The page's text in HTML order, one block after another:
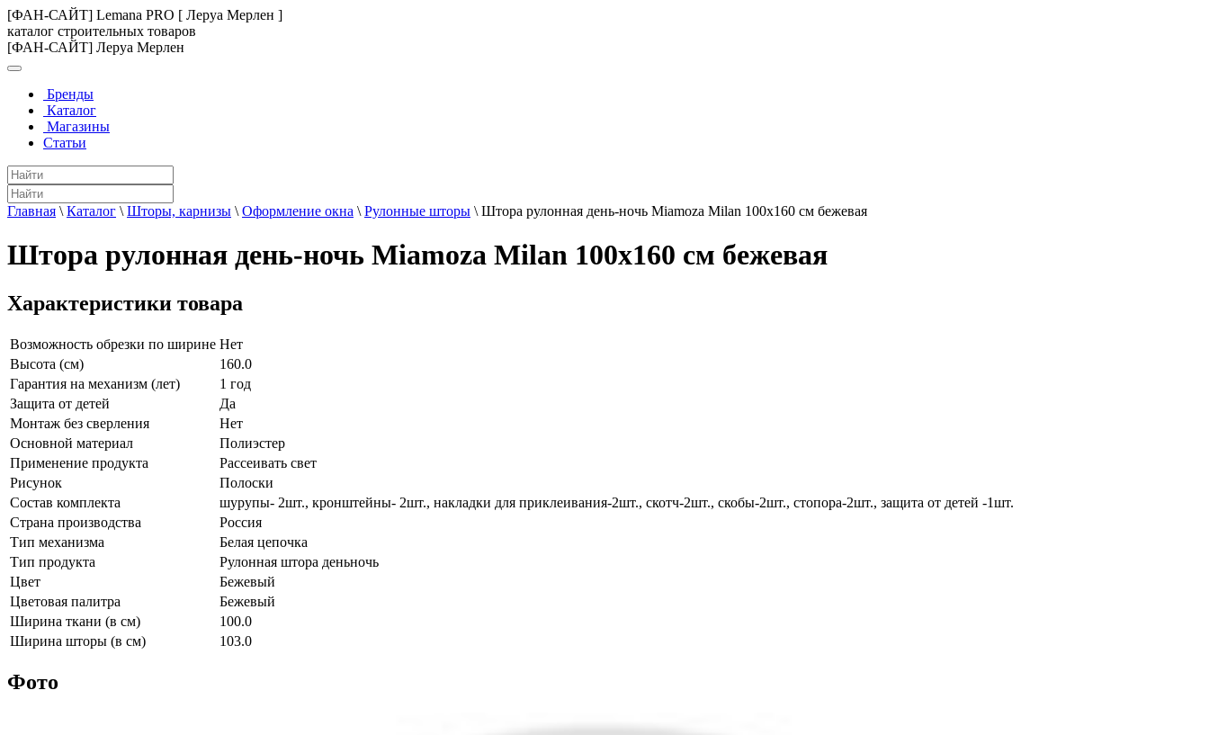
[ФАН-САЙТ] Lemana PRO [ Леруа Мерлен ]
каталог строительных товаров
[ФАН-САЙТ] Леруа Мерлен
Бренды
Каталог
Магазины
Статьи
Главная \ Каталог \ Шторы, карнизы \ Оформление окна \ Рулонные шторы \ Штора рулонная день-ночь Miamoza Milan 100x160 см бежевая
Штора рулонная день-ночь Miamoza Milan 100x160 см бежевая
Характеристики товара
Возможность обрезки по ширине Нет
Высота (см)
160.0
Гарантия на механизм (лет)
1 год
Защита от детей
Да
Монтаж без сверления
Нет
Основной материал
Полиэстер
Применение продукта
Рассеивать свет
Рисунок
Полоски
Состав комплекта
шурупы- 2шт., кронштейны- 2шт., накладки для приклеивания-2шт., скотч-2шт., скобы-2шт., стопора-2шт., защита от детей -1шт.
Страна производства
Россия
Тип механизма
Белая цепочка
Тип продукта
Рулонная штора деньночь
Цвет
Бежевый
Цветовая палитра
Бежевый
Ширина ткани (в см)
100.0
Ширина шторы (в см)
103.0
Фото